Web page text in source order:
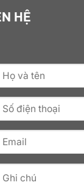
HỆ